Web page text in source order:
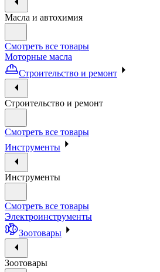
Масла и автохимия
Смотреть все товары
Моторные масла
Строительство и ремонт
Строительство и ремонт
Смотреть все товары
Инструменты
Инструменты
Смотреть все товары
Электроинструменты
Зоотовары
Зоотовары